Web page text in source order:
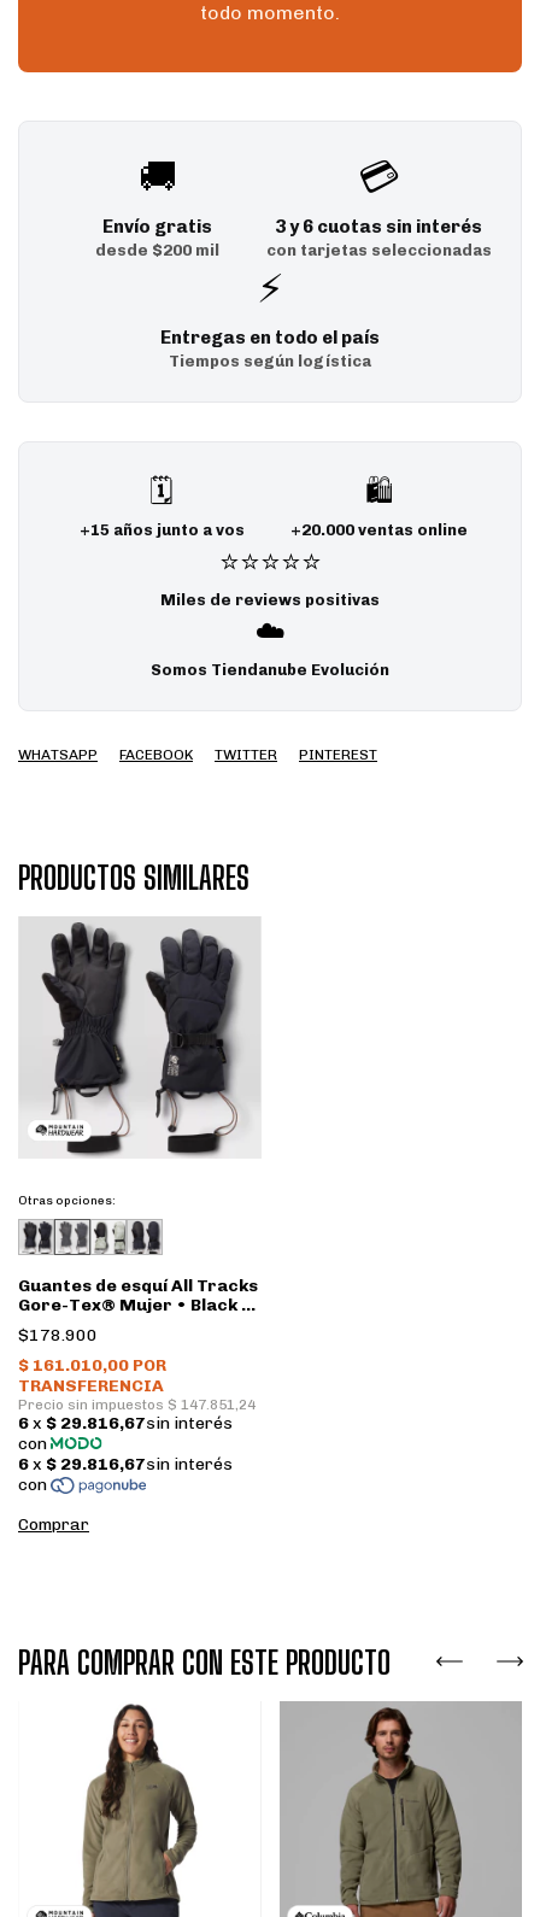
todo momento.
🚚
Envío gratis
desde $200 mil
💳
3 y 6 cuotas sin interés
con tarjetas seleccionadas
⚡
Entregas en todo el país
Tiempos según logística
🗓️
+15 años junto a vos
🛍️
+20.000 ventas online
⭐⭐⭐⭐⭐
Miles de reviews positivas
☁️
Somos Tiendanube Evolución
WHATSAPP FACEBOOK TWITTER PINTEREST
PRODUCTOS SIMILARES
Otras opciones:
Guantes de esquí All Tracks
Gore-Tex® Mujer • Black •
Mountain Hardwear
$178.900
Comprar
PARA COMPRAR CON ESTE PRODUCTO